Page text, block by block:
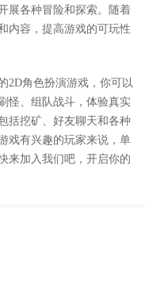
展各种冒险和探索。随着
内容，提高游戏的可玩性
2D角色扮演游戏，你可以
怪、组队战斗，体验真实
括挖矿、好友聊天和各种
戏有兴趣的玩家来说，单
来加入我们吧，开启你的